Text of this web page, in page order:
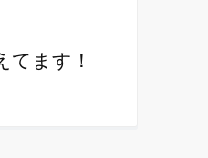
てます！